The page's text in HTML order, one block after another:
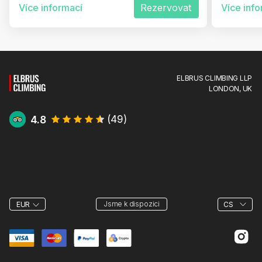
Více informací Rezervovat Více
ELBRUS CLIMBING LLP
LONDON, UK
4.8 (49)
EUR CS
Jsme k dispozici